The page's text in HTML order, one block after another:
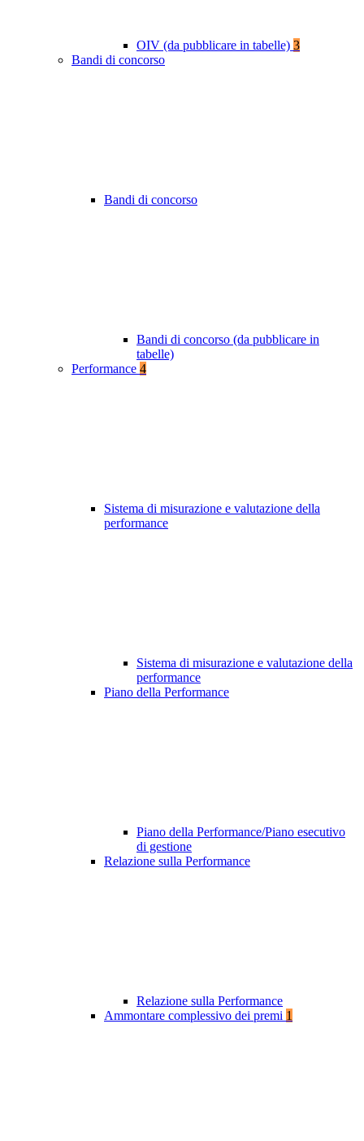
OIV (da pubblicare in tabelle) 3
Bandi di concorso
Bandi di concorso
Bandi di concorso (da pubblicare in
tabelle)
Performance 4
Sistema di misurazione e valutazione della
performance
Sistema di misurazione e valutazione della
performance
Piano della Performance
Piano della Performance/Piano esecutivo
di gestione
Relazione sulla Performance
Relazione sulla Performance
Ammontare complessivo dei premi 1